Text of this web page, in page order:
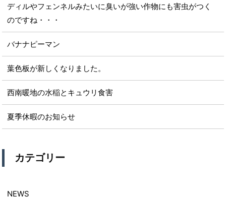
ディルやフェンネルみたいに臭いが強い作物にも害虫がつく
のですね・・・
バナナピーマン
葉色板が新しくなりました。
西南暖地の水稲とキュウリ食害
夏季休暇のお知らせ
カテゴリー
NEWS